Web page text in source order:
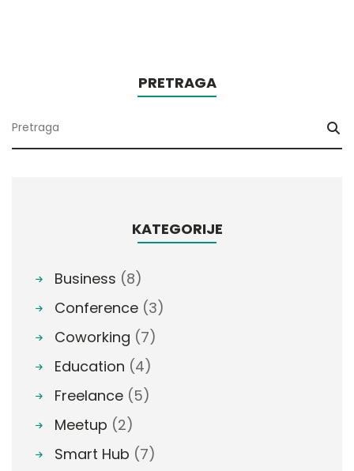
PRETRAGA
KATEGORIJE
Business (8)
Conference (3)
Coworking (7)
Education (4)
Freelance (5)
Meetup (2)
Smart Hub (7)